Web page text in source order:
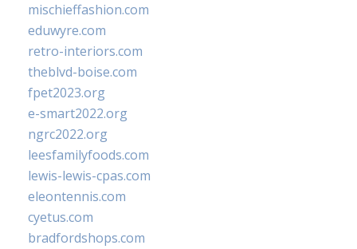
mischieffashion.com
eduwyre.com
retro-interiors.com
theblvd-boise.com
fpet2023.org
e-smart2022.org
ngrc2022.org
leesfamilyfoods.com
lewis-lewis-cpas.com
eleontennis.com
cyetus.com
bradfordshops.com